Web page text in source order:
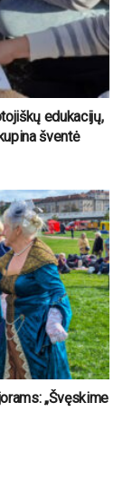
edukacijų,
šventė
„Švęskime